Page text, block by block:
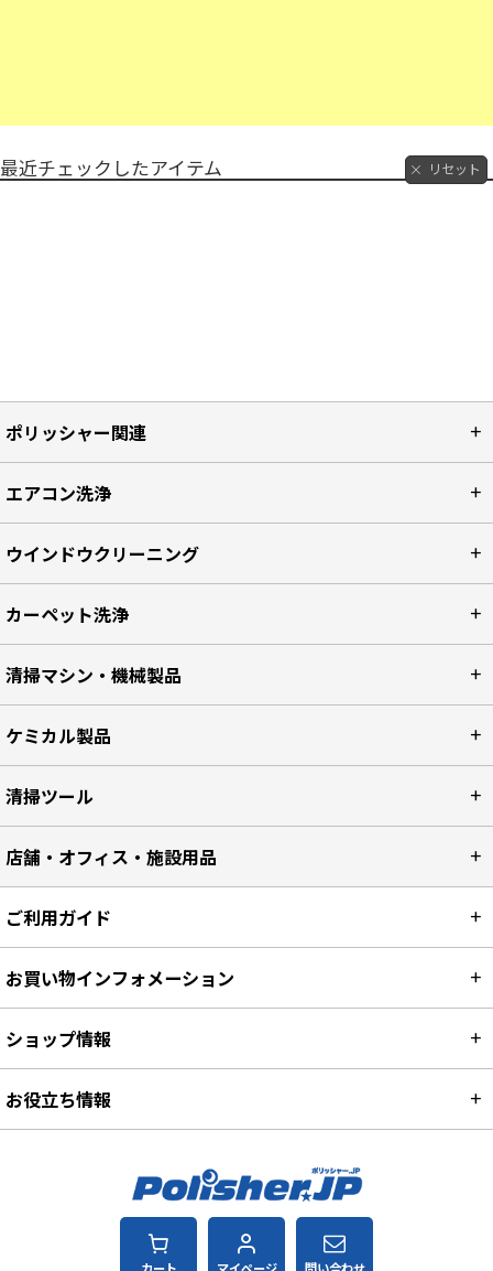
最近チェックしたアイテム リセット
ポリッシャー関連
エアコン洗浄
ウインドウクリーニング
カーペット洗浄
清掃マシン・機械製品
ケミカル製品
清掃ツール
店舗・オフィス・施設用品
ご利用ガイド
お買い物インフォメーション
ショップ情報
お役立ち情報